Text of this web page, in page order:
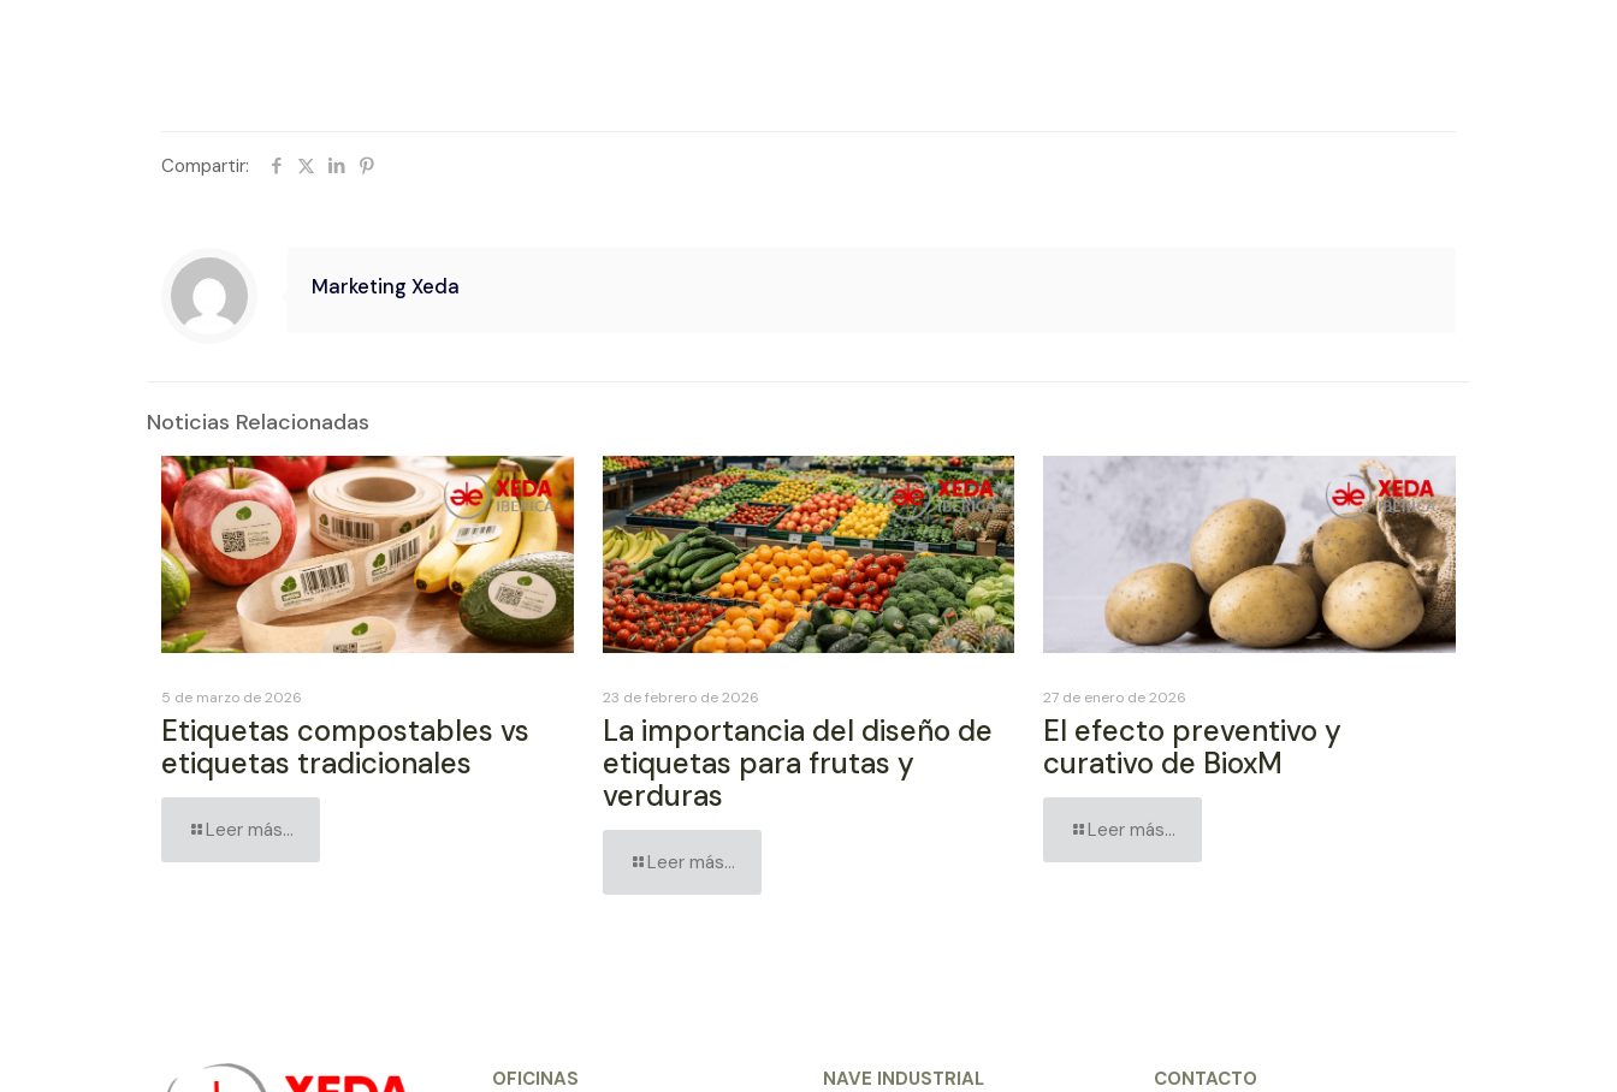
Compartir:
Marketing Xeda
Noticias Relacionadas
5 de marzo de 2026
Etiquetas compostables vs
etiquetas tradicionales
Leer más...
23 de febrero de 2026
La importancia del diseño de
etiquetas para frutas y
verduras
Leer más...
27 de enero de 2026
El efecto preventivo y
curativo de BioxM
Leer más...
OFICINAS NAVE INDUSTRIAL CONTACTO